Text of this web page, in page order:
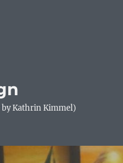
Kathrin Kimmel)